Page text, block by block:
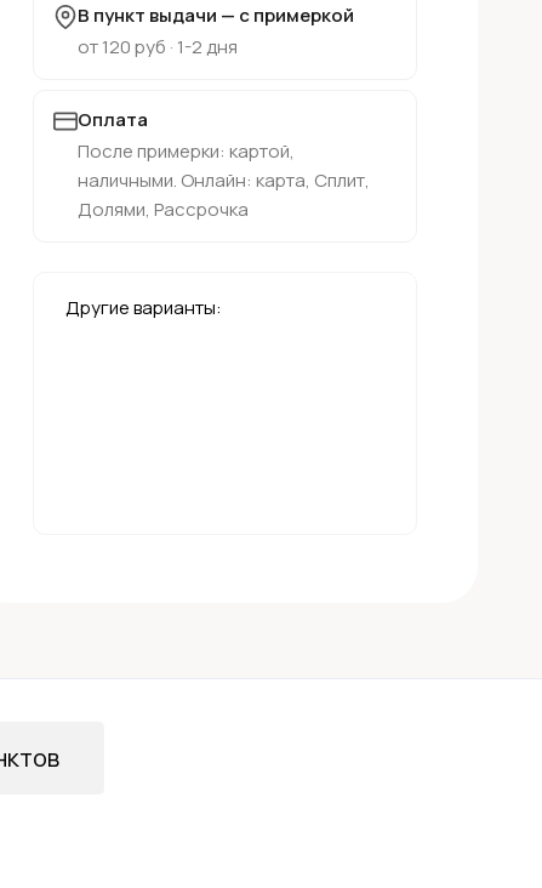
В пункт выдачи — с примеркой
от 120 руб · 1-2 дня
Оплата
После примерки: картой,
наличными. Онлайн: карта, Сплит,
Долями, Рассрочка
Другие варианты: